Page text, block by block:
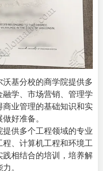
基分校的商学院提供多
学、市场营销、管理学
业管理的基础知识和实
好准备。
供多个工程领域的专业
、计算机工程和环境工
相结合的培训，培养解
。